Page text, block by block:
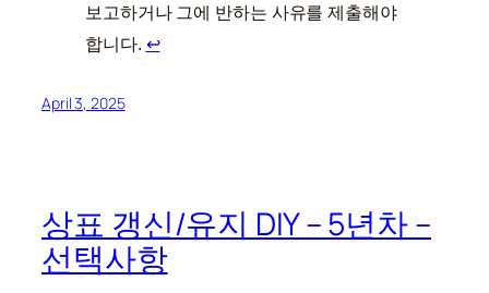
보고하거나 그에 반하는 사유를 제출해야
합니다. ↩︎
April 3, 2025
상표 갱신/유지 DIY – 5년차 –
선택사항